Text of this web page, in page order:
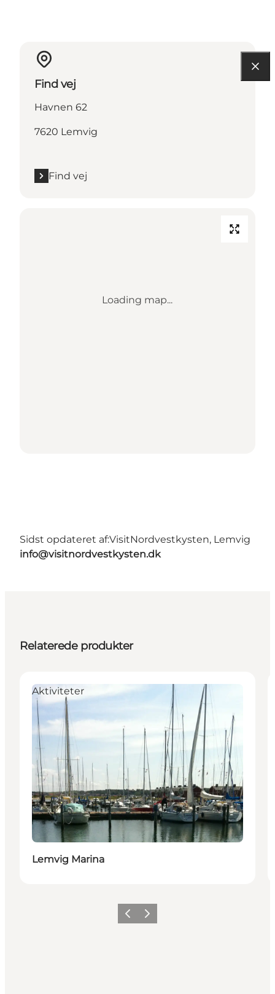
Find vej
Havnen 62
7620 Lemvig
Find vej
Loading map...
Sidst opdateret af:VisitNordvestkysten, Lemvig
info@visitnordvestkysten.dk
Relaterede produkter
Aktiviteter
Lemvig Marina
ForrigeNæste